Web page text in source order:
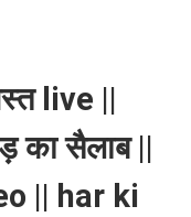
live ||
का सैलाब ||
|| har ki